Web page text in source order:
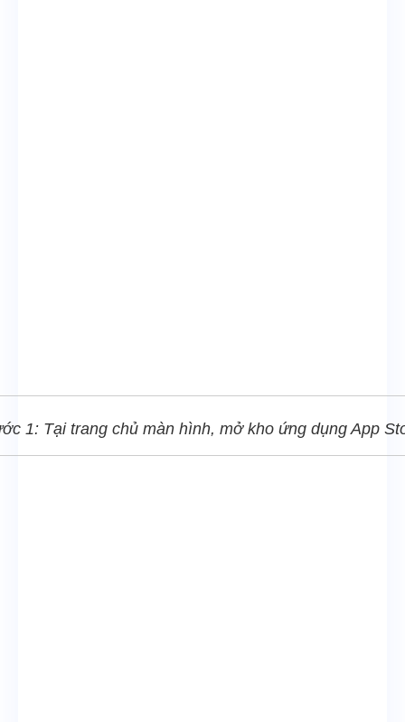
1: Tại trang chủ màn hình, mở kho ứng dụng App